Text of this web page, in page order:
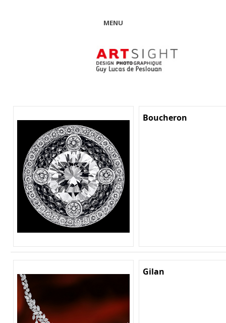
MENU
Boucheron
Gilan